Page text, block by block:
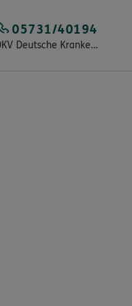
DKV Deutsche Krankenversicherung Oliver Brökel
05731/40194